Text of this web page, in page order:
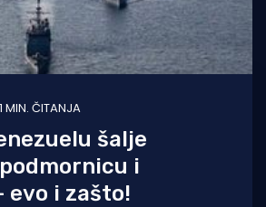
1 MIN. ČITANJA
šalje
i
evo i zašto!